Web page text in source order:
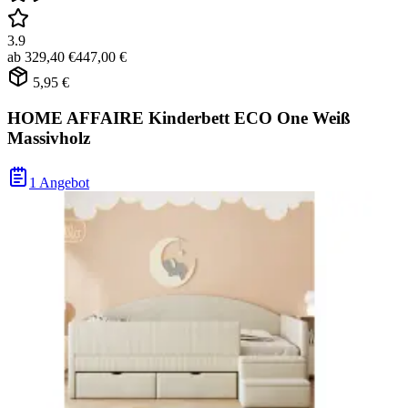
3.9
ab 329,40 €447,00 €
5,95 €
HOME AFFAIRE Kinderbett ECO One Weiß
Massivholz
1 Angebot